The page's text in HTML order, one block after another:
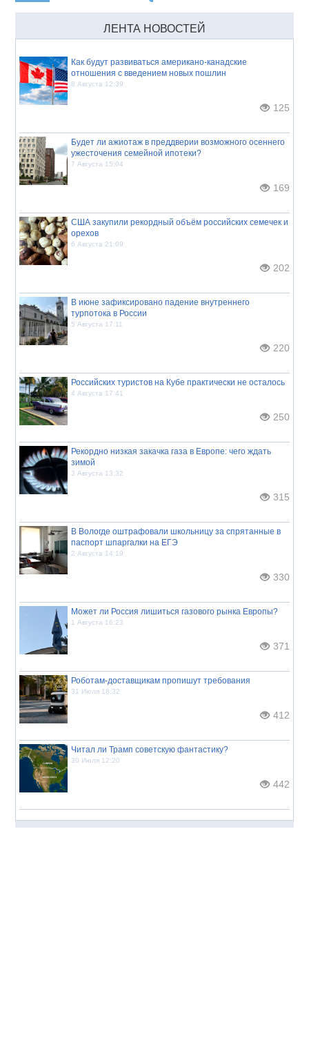
ЛЕНТА НОВОСТЕЙ
Как будут развиваться американо-канадские
отношения с введением новых пошлин
8 Августа 12:39
125
Будет ли ажиотаж в преддверии возможного осеннего
ужесточения семейной ипотеки?
7 Августа 15:04
169
США закупили рекордный объём российских семечек и
орехов
6 Августа 21:09
202
В июне зафиксировано падение внутреннего
турпотока в России
5 Августа 17:11
220
Российских туристов на Кубе практически не осталось
4 Августа 17:41
250
Рекордно низкая закачка газа в Европе: чего ждать
зимой
3 Августа 13:32
315
В Вологде оштрафовали школьницу за спрятанные в
паспорт шпаргалки на ЕГЭ
2 Августа 14:19
330
Может ли Россия лишиться газового рынка Европы?
1 Августа 16:23
371
Роботам-доставщикам пропишут требования
31 Июля 18:32
412
Читал ли Трамп советскую фантастику?
30 Июля 12:20
442